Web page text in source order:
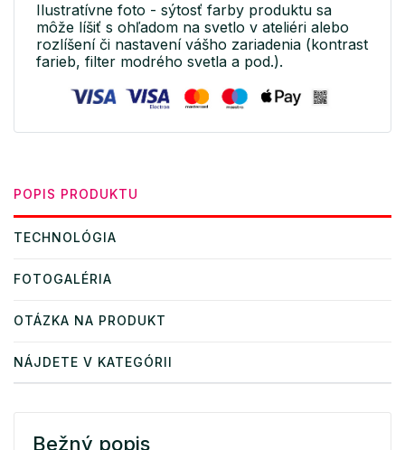
Ilustratívne foto - sýtosť farby produktu sa
môže líšiť s ohľadom na svetlo v ateliéri alebo
rozlíšení či nastavení vášho zariadenia (kontrast
farieb, filter modrého svetla a pod.).
POPIS PRODUKTU
TECHNOLÓGIA
FOTOGALÉRIA
OTÁZKA NA PRODUKT
NÁJDETE V KATEGÓRII
Bežný popis